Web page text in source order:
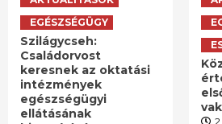
EGÉSZSÉGÜGY
Szilágycseh:
Családorvost
keresnek az oktatási
intézmények
egészségügyi
ellátásának